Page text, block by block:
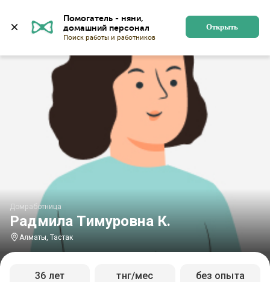
Помогатель - няни,
Поиск работы и работников
Открыть
Радмила Тимуровна К.
Домработница
Алматы, Тастак
36 лет тнг/мес без опыта